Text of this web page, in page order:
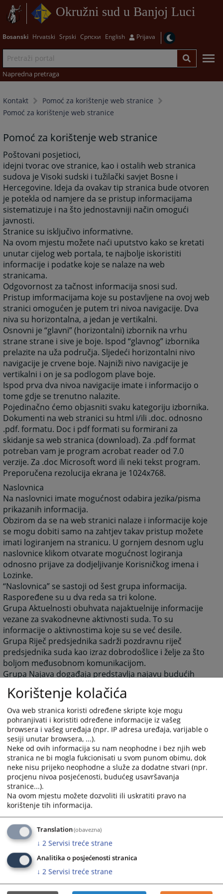
Okružni sud u Banjoj Luci
Bosanski Hrvatski Srpski Српски English Prijava
Napredna pretraga
Kontakt
Pomoć za korištenje web stranice
Pomoć za korištenje web stranice
Pomoć za korištenje web stranice
Poštovani posjetioci,
idejni tvorac ove stranice, kao i ostalih web stranica
sudova je Visoki sudski i tužilački savjet Bosne i
Hercegovine. Ideja da ovakav tip stranica bude otvoren
je potekla od namjere da se pristup informacijama
sistematizuje i na što jednostavniji način omogući
javnosti.
Stranice su isključivo informativne.
Na ovom mjestu možete naći uputstvo kako se kretati
unutar cijelog web portala, te najbolje iskoristiti
informacije i podatke koje se nalaze na web
stranicama.
Odgovornost za tačnost informacija snosi sud.
Pristup imformacijama koje su postavljene na ovoj web
stranici omogućen je putem tri nivoa navigacije. Dva
niva su horizontalna, a jedan je vertikalni.
Osnovni je “glavni” (horizontalni) izbornik na vrhu
strane strane i sive je boje. Ispod “glavnog” izbornika
prelazite na uža područja. Sljedeći horizontalni nivo
navigacije je crvene boje. Najniži nivo navigacije je
vertikalni i on je sa podlogom plave boje.
Ispod prva dva nivoa navigacije imate i informacijo o
tome gdje se trenutno nalazite.
Pojedinačno ćemo objasniti svaku kategoriju izbornika.
Dokumenti na web stranici su html i/ili .doc. odnosno
.pdf. formatu. Doc i pdf formati su formirani za
skidanje sa web stranica (download). Za .pdf format
potreban vam je program acrobat reader od 7.0
verzije. Za .doc Microsoft word ili neki tekst program.
Preporučena rezolucija ekrana je 1024x768.
Naslovnica
Na naslovnici imate mogućnost odabira jezika/pisma
prikazanih informacija.
Obzirom da se na web stranici nalaze i informacije koje
se mogu dobiti samo na zahtjev takav pristup možete
imati logiranjem na stranicu. U gornjem desnom uglu
naslovnice klikom otvarate mogućnost logiranja
odnosno prijave za dodjeljivanje Korisničkog imena i
Lozinke.
“Naslovnica” se sastoji od šest grupa informacija.
Raspoređene su u dva reda sa tri kolone.
Grupa Aktuelnosti obuhvata najaktuelnije informacije
vezane za svakodnevne aktivnosti suda. To su
informacije o aktivnostima koje su se već desile.
Grupa Riječ predsjednika sadrži pozdravnu riječ
predsjednika suda kao izraz dobrodošlice i želje za što
boljom međusobnom komunikacijom.
Grupa Najava događaja predstavlja najavu budućih
događanja važnih za sud sa datumom događanja.
Grupa često postavljana pitanja prikazuje pitanja i
odgovore koji su najčešće postavljana sudu, a vezana
su za rad suda ili druge aktivnosti vezane za sam sud.
Grupa Raspored suđenja prikazuje detaljne informacije
o suđenjima u sudu za određeni vremenski period.
Grupa Vijesti iz pravosuđa obuhvata informacije koje
su vezane za pravosuđe BiH u cjelini.
Unutar svih grupa starije novosti i informacije osim
onih koje su na naslovnici nisu zbrisane. Klikom na riječ
“više” prebaciti će vas arhivu aktuelnosti ili drugih
informacija.
Rad suda
Klikom na Rad suda otvoriti će vam se web stranicama
sa svim novostima (arhivom) koje su vezane za rad
suda.
Klikom na neku od kategorija možete dobiti
informacije: o dokumentima koje na sudu možete
dobiti, o samoj organizaciji suda, o statistici o protoku
Korištenje kolačića
Ova web stranica koristi određene skripte koje mogu
pohranjivati i koristiti određene informacije iz vašeg
browsera i vašeg uređaja (npr. IP adresa uređaja, varijable o
sesiji unutar browsera, ...).
Neke od ovih informacija su nam neophodne i bez njih web
stranica ne bi mogla fukcionisati u svom punom obimu, dok
neke nisu prijeko neophodne a služe za dodatne stvari (npr.
procjenu nivoa posjećenosti, budućeg usavršavanja
stranice...).
Na ovom mjestu možete dozvoliti ili uskratiti pravo na
korištenje tih informacija.
Translation(obavezna)
↓ 2 Servisi treće strane
Analitika o posjećenosti stranica
↓ 2 Servisi treće strane